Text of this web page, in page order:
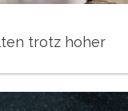
trotz hoher